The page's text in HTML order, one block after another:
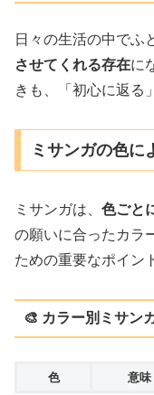
日々の生活の中でふ
させてくれる存在に
きも、「初心に返る
ミサンガの色に
ミサンガは、 色ごと
の願いに合ったカラ
ための重要なポイン
🎨 カラー別ミサン
色 意味